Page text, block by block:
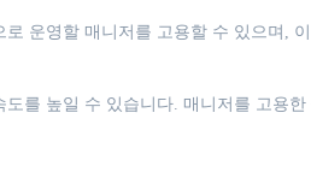
운영할 매니저를 고용할 수 있으며,
를 높일 수 있습니다. 매니저를 고용